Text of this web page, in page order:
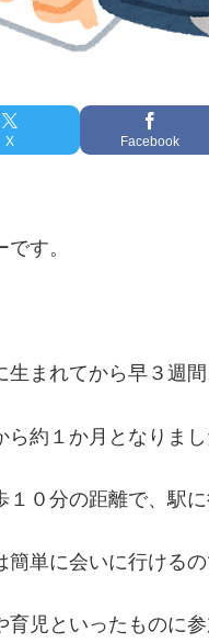
X Facebook
す。
まれてから早３週間
約１か月となりまし
０分の距離で、駅に
簡単に会いに行ける
育児といったものに